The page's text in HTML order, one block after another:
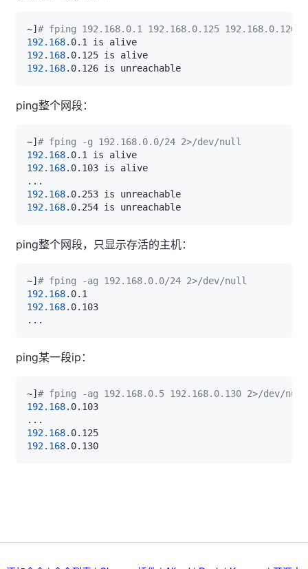
~] # fping 192.168.0.1 192.168.0.125 192.168.0.126
192.168
192.168
192.168
ping整个网段：
~] # fping -g 192.168.0.0/24 2>/dev/null
192.168
192.168
..
192.168
192.168
ping整个网段，只显示存活的主机：
~] # fping -ag 192.168.0.0/24 2>/dev/null
192.168
192.168
..
ping某一段ip：
~] # fping -ag 192.168.0.5 192.168.0.130 2>/dev/null
192.168
..
192.168
192.168